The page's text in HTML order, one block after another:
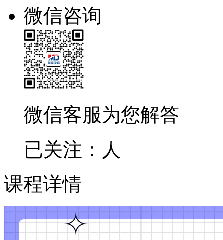
微信咨询
微信客服为您解答
已关注： 人
课程详情